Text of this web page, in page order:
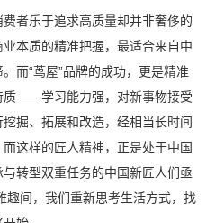
者乐于追求高质量却并非奢侈的
本质的精准把握，最适合来自中
而“茑屋”品牌的成功，更是精准
质——学习能力强，对新事物接受
掘、拓展和改造，经相当长时间
这样的匠人精神，正是处于中国
转型双重任务的中国新匠人们亟
趣间，我们重新思考生活方式，找